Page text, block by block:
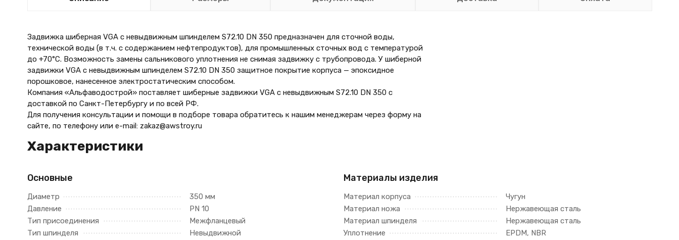
Задвижка шиберная VGA с невыдвижным шпинделем S72.10 DN 350 предназначен для сточной воды,
технической воды (в т.ч. с содержанием нефтепродуктов), для промышленных сточных вод с температурой
до +70°С. Возможность замены сальникового уплотнения не снимая задвижку с трубопровода. У шиберной
задвижки VGA с невыдвижным шпинделем S72.10 DN 350 защитное покрытие корпуса — эпоксидное
порошковое, нанесенное электростатическим способом.
Компания «Альфаводострой» поставляет шиберные задвижки VGA с невыдвижным S72.10 DN 350 с
доставкой по Санкт-Петербургу и по всей РФ.
Для получения консультации и помощи в подборе товара обратитесь к нашим менеджерам через форму на
сайте, по телефону или e-mail: zakaz@awstroy.ru
Характеристики
Основные
Диаметр
350 мм
Давление
PN 10
Тип присоединения
Межфланцевый
Тип шпинделя
Невыдвижной
Материалы изделия
Материал корпуса
Чугун
Материал ножа
Нержавеющая сталь
Материал шпинделя
Нержавеющая сталь
Уплотнение
EPDM, NBR